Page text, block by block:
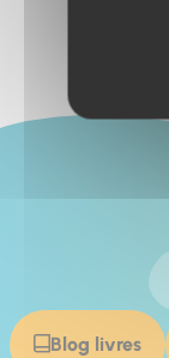
Blog livres